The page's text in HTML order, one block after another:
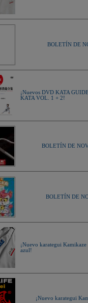
BOLETÍN DE
¡Nuevos DVD KATA
KATA VOL. 1 + 2!
BOLETÍN DE
BOLETÍN DE
¡Nuevo karategui
azul!
¡Nuevo karategui